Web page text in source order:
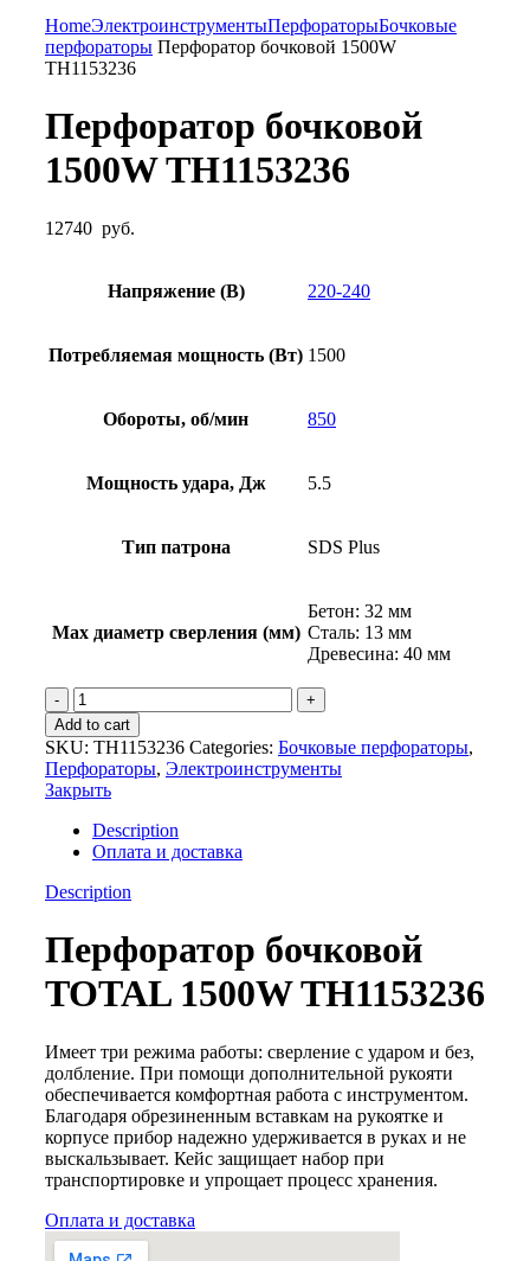
HomeЭлектроинструментыПерфораторыБочковые
перфораторы Перфоратор бочковой 1500W
TH1153236
Перфоратор бочковой
1500W TH1153236
12740 руб.
Напряжение (В) 220-240
Потребляемая мощность (Вт) 1500
Обороты, об/мин 850
Мощность удара, Дж 5.5
Тип патрона SDS Plus
Max диаметр сверления (мм)
Бетон: 32 мм
Сталь: 13 мм
Древесина: 40 мм
Перфоратор
бочковой
1500W
TH1153236
quantity
Add to cart
SKU: TH1153236 Categories: Бочковые перфораторы,
Перфораторы, Электроинструменты
Закрыть
Description
Оплата и доставка
Description
Перфоратор бочковой
TOTAL 1500W TH1153236
Имеет три режима работы: сверление с ударом и без,
долбление. При помощи дополнительной рукояти
обеспечивается комфортная работа с инструментом.
Благодаря обрезиненным вставкам на рукоятке и
корпусе прибор надежно удерживается в руках и не
выскальзывает. Кейс защищает набор при
транспортировке и упрощает процесс хранения.
Оплата и доставка